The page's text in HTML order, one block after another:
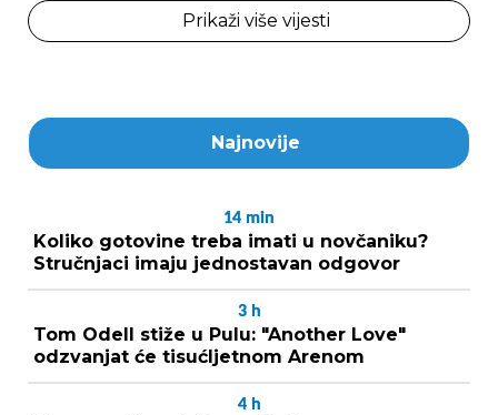
Prikaži više vijesti
Najnovije
14 min
Koliko gotovine treba imati u novčaniku?
Stručnjaci imaju jednostavan odgovor
3 h
Tom Odell stiže u Pulu: "Another Love"
odzvanjat će tisućljetnom Arenom
4 h